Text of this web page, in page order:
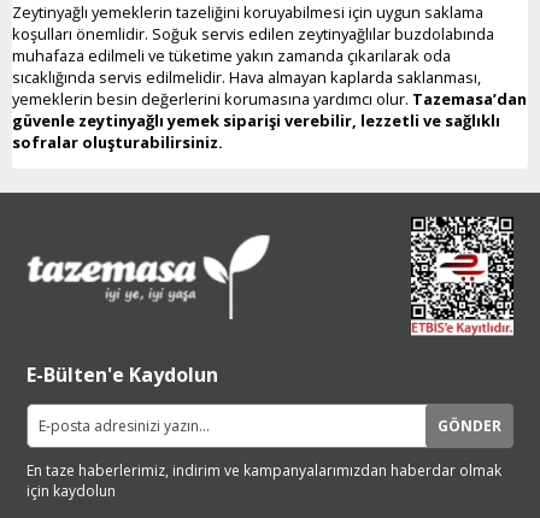
Zeytinyağlı yemeklerin tazeliğini koruyabilmesi için uygun saklama
koşulları önemlidir. Soğuk servis edilen zeytinyağlılar buzdolabında
muhafaza edilmeli ve tüketime yakın zamanda çıkarılarak oda
sıcaklığında servis edilmelidir. Hava almayan kaplarda saklanması,
yemeklerin besin değerlerini korumasına yardımcı olur. Tazemasa’dan
güvenle zeytinyağlı yemek siparişi verebilir, lezzetli ve sağlıklı
sofralar oluşturabilirsiniz.
E-Bülten'e Kaydolun
GÖNDER
En taze haberlerimiz, indirim ve kampanyalarımızdan haberdar olmak
için kaydolun